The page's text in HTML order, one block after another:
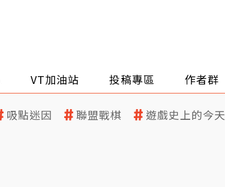
VT加油站 投稿專區 作者群
吸點迷因 聯盟戰棋 遊戲史上的今天